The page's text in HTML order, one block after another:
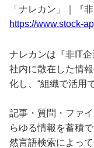
「ナレカン」｜『
https://www.stock-
ナレカンは『非IT
社内に散在した情
化し、“組織で活用
記事・質問・ファ
らゆる情報を蓄積
然言語検索によっ